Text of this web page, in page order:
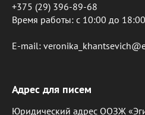
+375 (29) 396-89-68
Время работы: c 10:00 до
E-mail:
Адрес для писем
Юридический адрес ООЗЖ